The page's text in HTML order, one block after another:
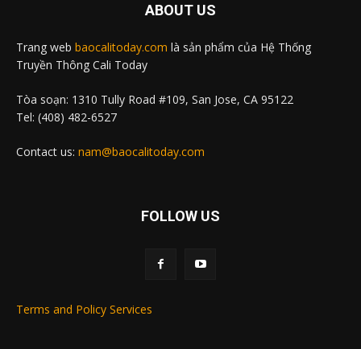
ABOUT US
Trang web baocalitoday.com là sản phẩm của Hệ Thống
Truyền Thông Cali Today
Tòa soạn: 1310 Tully Road #109, San Jose, CA 95122
Tel: (408) 482-6527
Contact us: nam@baocalitoday.com
FOLLOW US
Terms and Policy Services